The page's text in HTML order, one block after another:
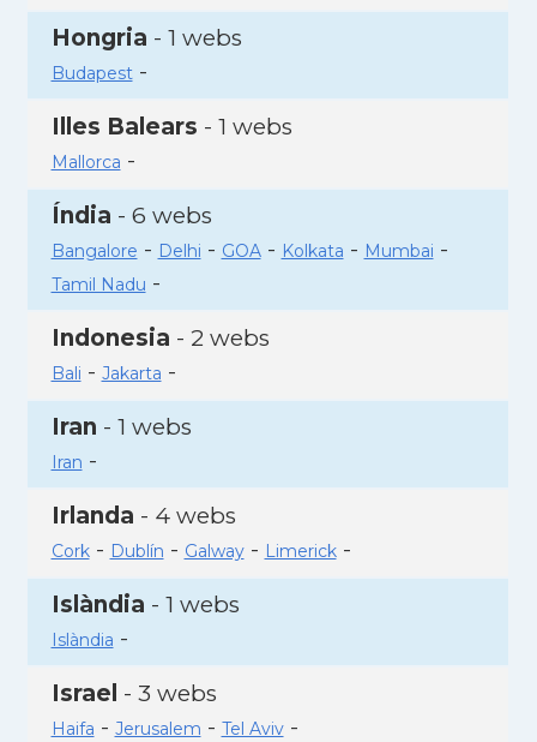
Hongria - 1 webs
Budapest-
Illes Balears - 1 webs
Mallorca -
Índia - 6 webs
Bangalore - Delhi - GOA- Kolkata - Mumbai -
Tamil Nadu -
Indonesia - 2 webs
Bali - Jakarta -
Iran - 1 webs
Iran -
Irlanda - 4 webs
Cork- Dublín - Galway- Limerick-
Islàndia - 1 webs
Islàndia -
Israel - 3 webs
Haifa - Jerusalem - Tel Aviv-